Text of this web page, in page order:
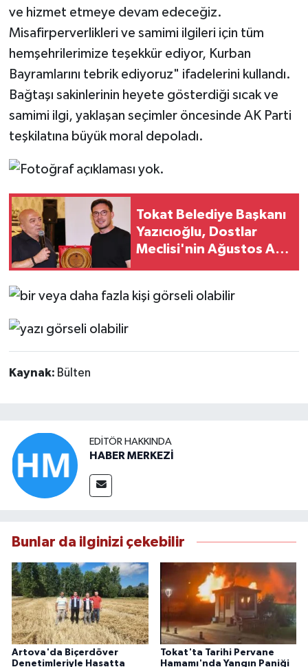
ve hizmet etmeye devam edeceğiz.
Misafirperverlikleri ve samimi ilgileri için tüm
hemşehrilerimize teşekkür ediyor, Kurban
Bayramlarını tebrik ediyoruz" ifadelerini kullandı.
Bağtaşı sakinlerinin heyete gösterdiği sıcak ve
samimi ilgi, yaklaşan seçimler öncesinde AK Parti
teşkilatına büyük moral depoladı.
Tokat Belediye Başkanı
Yazıcıoğlu, Dostlar
Meclisi'nin Ağustos Ayı
Kaynak: Bülten
EDITÖR HAKKINDA
HABER MERKEZİ
Bunlar da ilginizi çekebilir
Artova'da Biçerdöver
Denetimleriyle Hasatta
Tokat'ta Tarihi Pervane
Hamamı'nda Yangın Paniği